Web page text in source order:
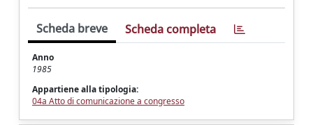
Scheda breve Scheda completa
Anno
1985
Appartiene alla tipologia:
04a Atto di comunicazione a congresso